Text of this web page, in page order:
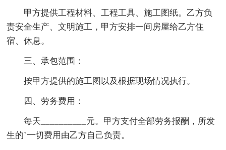
甲方提供工程材料、工程工具、施工图纸。乙方负
责安全生产、文明施工，甲方安排一间房屋给乙方住
宿、休息。
三、承包范围：
按甲方提供的施工图以及根据现场情况执行。
四、劳务费用：
每天__________元。甲方支付全部劳务报酬，所发
生的`一切费用由乙方自己负责。